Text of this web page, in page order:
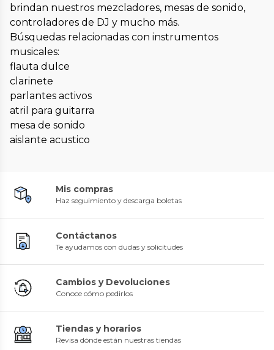
brindan nuestros mezcladores, mesas de sonido,
controladores de DJ y mucho más.
Búsquedas relacionadas con instrumentos
musicales:
flauta dulce
clarinete
parlantes activos
atril para guitarra
mesa de sonido
aislante acustico
Mis compras
Haz seguimiento y descarga boletas
Contáctanos
Te ayudamos con dudas y solicitudes
Cambios y Devoluciones
Conoce cómo pedirlos
Tiendas y horarios
Revisa dónde están nuestras tiendas